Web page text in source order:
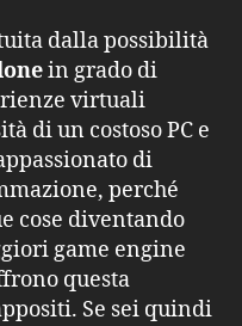
dalla possibilità
in grado di
virtuali
di un costoso PC e
di
perché
cose diventando
game engine
questa
Se sei quindi